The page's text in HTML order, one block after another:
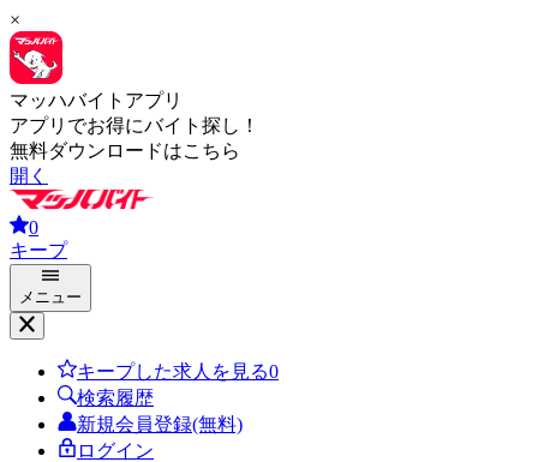
×
マッハバイトアプリ
アプリでお得にバイト探し！
無料ダウンロードはこちら
開く
0
キープ
メニュー
キープした求人を見る0
検索履歴
新規会員登録(無料)
ログイン